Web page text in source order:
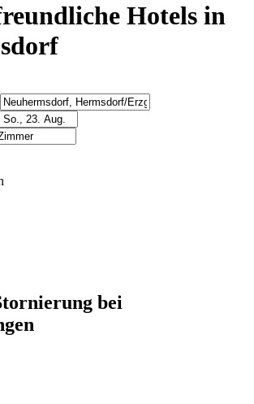
Hotels in
bei